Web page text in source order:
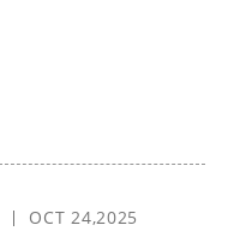
OCT 24,2025